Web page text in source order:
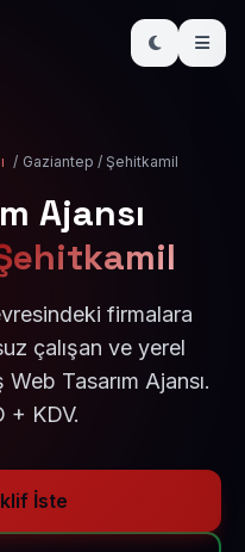
/ Gaziantep / Şehitkamil
Ajansı
firmalara
çalışan ve yerel
Tasarım Ajansı.
+ KDV.
İste